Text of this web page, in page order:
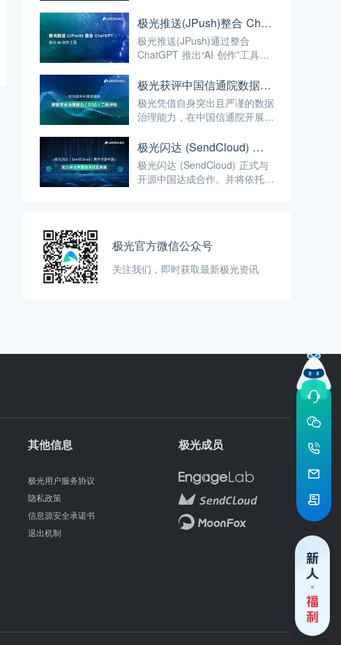
线亚马逊云科技 Marketplace。
这也是极光继极光推送(Jpush)
之后的第二款产品上架亚马逊云
科技 Marketplace。
极光推送(JPush)整合 ChatGPT 推出 AI 创作工具
极光推送(JPush)通过整合
ChatGPT 推出“AI 创作”工具，
生成千人千面的高点击率、高转
化率优质智能创意推送文案，能
更有效提升客户触达效率和互动
需求。
极光获评中国信通院数据安全治理能力(DSG)二级评估
极光凭借自身突出且严谨的数据
治理能力，在中国信通院开展的
中，通过了数据安全治理能力二
级，即“重点执行级”评估。
极光闪达 (SendCloud) 携手开源中国 助力中文开源技术社区发展
极光闪达 (SendCloud) 正式与
开源中国达成合作。并将依托自
极光官方微信公众号
关注我们，即时获取最新极光资讯
其他信息
极光用户服务协议
隐私政策
信息源安全承诺书
退出机制
极光成员